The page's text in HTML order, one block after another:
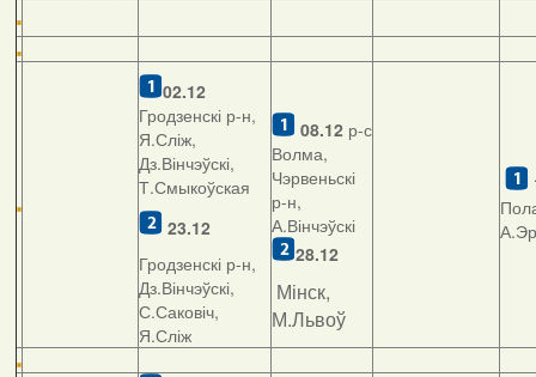
02.12
Гродзенскі р-н,
Я.Сліж,
Дз.Вінчэўскі,
Т.Смыкоўская
23.12
Гродзенскі р-н,
Дз.Вінчэўскі,
С.Саковіч,
Я.Сліж
08.12 р-с
Волма,
Чэрвеньскі
р-н,
А.Вінчэўскі
28.12
Мінск,
М.Львоў